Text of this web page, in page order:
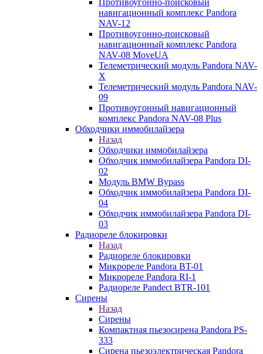
Противоугонно-поисковый
навигационный комплекс Pandora
NAV-12
Противоугонно-поисковый
навигационный комплекс Pandora
NAV-08 MoveUA
Телеметрический модуль Pandora NAV-
X
Телеметрический модуль Pandora NAV-
09
Противоугонный навигационный
комплекс Pandora NAV-08 Plus
Обходчики иммобилайзера
Назад
Обходчики иммобилайзера
Обходчик иммобилайзера Pandora DI-
02
Модуль BMW Bypass
Обходчик иммобилайзера Pandora DI-
04
Обходчик иммобилайзера Pandora DI-
03
Радиореле блокировки
Назад
Радиореле блокировки
Микрореле Pandora BT-01
Микрореле Pandora RI-1
Радиореле Pandect BTR-101
Сирены
Назад
Сирены
Компактная пьезосирена Pandora PS-
333
Сирена пьезоэлектрическая Pandora